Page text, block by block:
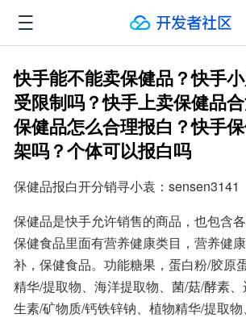
快手能不能卖保健品？快手
受限制吗？快手上卖保健品
保健品怎么合理报白？快手
架吗？个体可以报白吗
保健品报白开分销寻小袁：sensen3141
保健品是快手允许销售的商品，也包含各
保健食品里面有营养健康类目，营养健
补，保健食品。功能糖果，蛋白粉/胶原
精华/提取物、海洋提取物、菌/菇/酵素
生素/矿物质/钙铁锌钠、植物精华/提取